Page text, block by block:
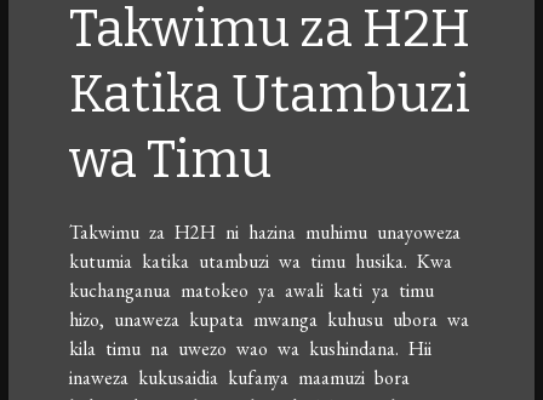
Takwimu za H2H
Katika Utambuzi
wa Timu
Takwimu za H2H ni hazina muhimu unayoweza
kutumia katika utambuzi wa timu husika. Kwa
kuchanganua matokeo ya awali kati ya timu
hizo, unaweza kupata mwanga kuhusu ubora wa
kila timu na uwezo wao wa kushindana. Hii
inaweza kukusaidia kufanya maamuzi bora